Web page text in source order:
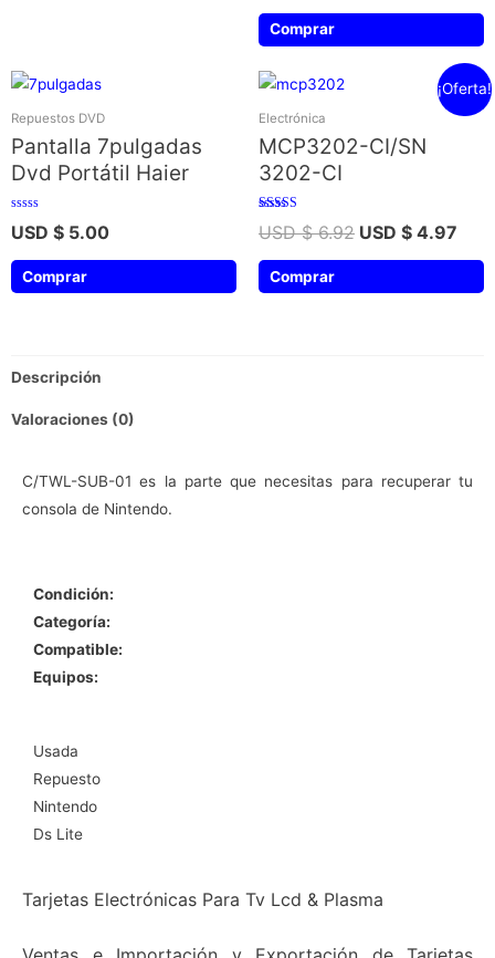
de
Comprar
Repuestos DVD
Pantalla 7pulgadas
Dvd Portátil Haier
Valorado
con
de
USD $ 5.00
Comprar
¡Oferta!
Electrónica
MCP3202-CI/SN
3202-CI
Valorado con
5.00
USD $6.92 USD $ 4.97
Comprar
Descripción
Valoraciones (0)
C/TWL-SUB-01 es la parte que necesitas para recuperar tu
consola de Nintendo.
Condición:
Categoría:
Compatible:
Equipos:
Usada
Repuesto
Nintendo
Ds Lite
Tarjetas Electrónicas Para Tv Lcd & Plasma